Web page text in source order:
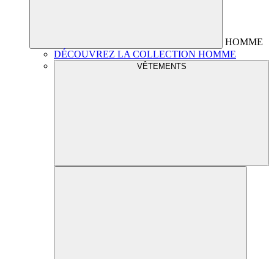
HOMME
DÉCOUVREZ LA COLLECTION HOMME
VÊTEMENTS